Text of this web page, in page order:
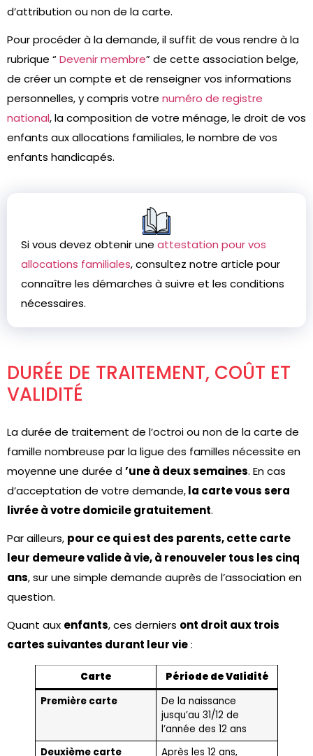
d’attribution ou non de la carte.
Pour procéder à la demande, il suffit de vous rendre à la
rubrique “ Devenir membre” de cette association belge,
de créer un compte et de renseigner vos informations
personnelles, y compris votre numéro de registre
national, la composition de votre ménage, le droit de vos
enfants aux allocations familiales, le nombre de vos
enfants handicapés.
Si vous devez obtenir une attestation pour vos
allocations familiales, consultez notre article pour
connaître les démarches à suivre et les conditions
nécessaires.
DURÉE DE TRAITEMENT, COÛT ET
VALIDITÉ
La durée de traitement de l’octroi ou non de la carte de
famille nombreuse par la ligue des familles nécessite en
moyenne une durée d’une à deux semaines. En cas
d’acceptation de votre demande,la carte vous sera
livrée à votre domicile gratuitement.
Par ailleurs, pour ce qui est des parents, cette carte
leur demeure valide à vie, à renouveler tous les cinq
ans, sur une simple demande auprès de l’association en
question.
Quant aux enfants, ces derniers ont droit aux trois
cartes suivantes durant leur vie:
Carte
Période de Validité
Première carte
De la naissance
jusqu’au 31/12 de
l’année des 12 ans
Deuxième carte
Après les 12 ans,